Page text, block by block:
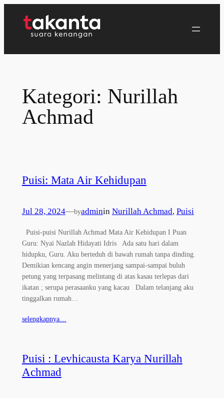
Kategori: Nurillah
Achmad
Puisi: Mata Air Kehidupan
Jul 28, 2024—byadminin Nurillah Achmad, Puisi
Puisi-puisi Nurillah Achmad Mata Air Kehidupan I Puan
Guru: Nyai Nazlah Hidayati Idris Ada satu hari dalam
hidupku, Guru. Aku berteduh di bawah rumah tanpa dinding.
Demikian kencang angin menerjang sampai-sampai buluh
petung yang terpasang melintang di atas kasau terlepas dari
ikatan ; serupa perasaanku yang kacau Dalam telanjang aku
tinggalkan rumah…
selengkapnya…
Puisi : Levhicausta Karya Nurillah
Achmad